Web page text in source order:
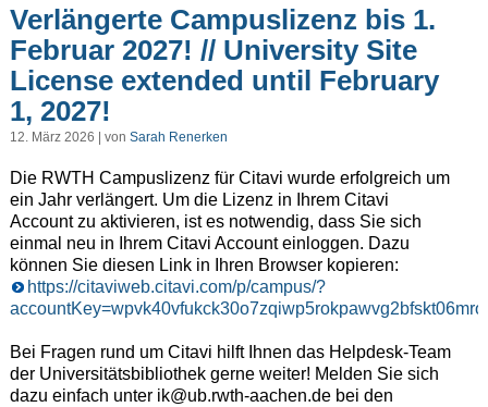
Verlängerte Campuslizenz bis 1.
Februar 2027! // University Site
License extended until February
1, 2027!
12. März 2026 | von Sarah Renerken
Die RWTH Campuslizenz für Citavi wurde erfolgreich um
ein Jahr verlängert. Um die Lizenz in Ihrem Citavi
Account zu aktivieren, ist es notwendig, dass Sie sich
einmal neu in Ihrem Citavi Account einloggen. Dazu
können Sie diesen Link in Ihren Browser kopieren:
https://citaviweb.citavi.com/p/campus/?
Bei Fragen rund um Citavi hilft Ihnen das Helpdesk-Team
der Universitätsbibliothek gerne weiter! Melden Sie sich
dazu einfach unter ik@ub.rwth-aachen.de bei den